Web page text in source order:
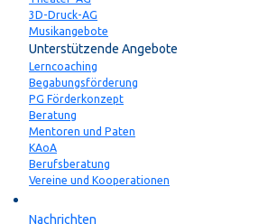
3D-Druck-AG
Musikangebote
Unterstützende Angebote
Lerncoaching
Begabungsförderung
PG Förderkonzept
Beratung
Mentoren und Paten
KAoA
Berufsberatung
Vereine und Kooperationen
Nachrichten